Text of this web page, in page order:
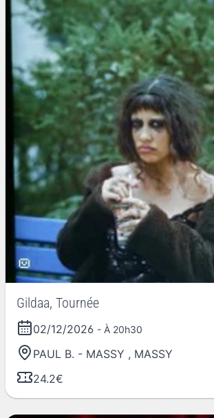
Gildaa, Tournée
02/12/2026 - À 20h30
PAUL B. - MASSY , MASSY
24.2€